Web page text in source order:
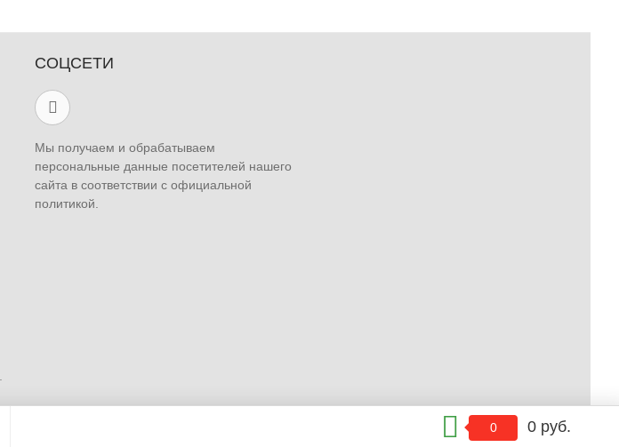
СОЦСЕТИ
Мы получаем и обрабатываем
персональные данные посетителей нашего
сайта в соответствии с официальной
политикой.
0 0 руб.